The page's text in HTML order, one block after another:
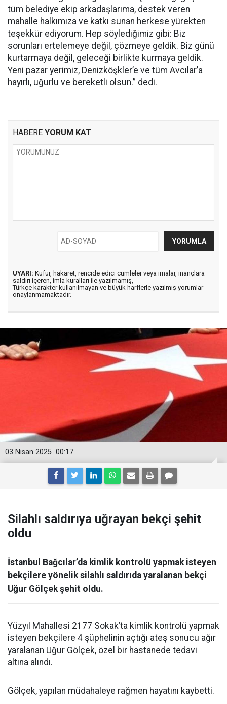
tüm belediye ekip arkadaşlarıma, destek veren
mahalle halkımıza ve katkı sunan herkese yürekten
teşekkür ediyorum. Hep söylediğimiz gibi: Biz
sorunları ertelemeye değil, çözmeye geldik. Biz günü
kurtarmaya değil, geleceği birlikte kurmaya geldik.
Yeni pazar yerimiz, Denizköşkler’e ve tüm Avcılar’a
hayırlı, uğurlu ve bereketli olsun.” dedi.
HABERE YORUM KAT
UYARI: Küfür, hakaret, rencide edici cümleler veya imalar, inançlara
saldırı içeren, imla kuralları ile yazılmamış,
Türkçe karakter kullanılmayan ve büyük harflerle yazılmış yorumlar
onaylanmamaktadır.
00:17
03 Nisan 2025
Silahlı saldırıya uğrayan bekçi şehit
oldu
İstanbul Bağcılar’da kimlik kontrolü yapmak isteyen
bekçilere yönelik silahlı saldırıda yaralanan bekçi
Uğur Gölçek şehit oldu.
Yüzyıl Mahallesi 2177 Sokak’ta kimlik kontrolü yapmak
isteyen bekçilere 4 şüphelinin açtığı ateş sonucu ağır
yaralanan Uğur Gölçek, özel bir hastanede tedavi
altına alındı.
Gölçek, yapılan müdahaleye rağmen hayatını kaybetti.